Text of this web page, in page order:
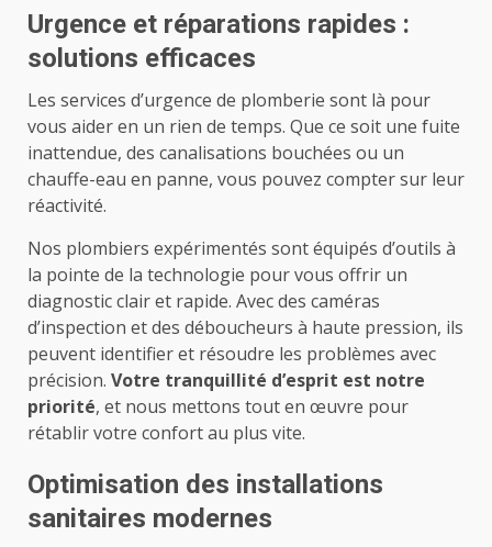
Urgence et réparations rapides :
solutions efficaces
Les services d’urgence de plomberie sont là pour
vous aider en un rien de temps. Que ce soit une fuite
inattendue, des canalisations bouchées ou un
chauffe-eau en panne, vous pouvez compter sur leur
réactivité.
Nos plombiers expérimentés sont équipés d’outils à
la pointe de la technologie pour vous offrir un
diagnostic clair et rapide. Avec des caméras
d’inspection et des déboucheurs à haute pression, ils
peuvent identifier et résoudre les problèmes avec
précision. Votre tranquillité d’esprit est notre
priorité, et nous mettons tout en œuvre pour
rétablir votre confort au plus vite.
Optimisation des installations
sanitaires modernes